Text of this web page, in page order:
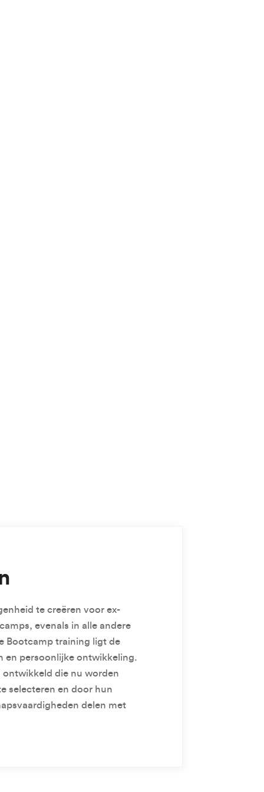
te creëren voor ex-
evenals in alle andere
Bootcamp training ligt de
en persoonlijke ontwikkeling.
die nu worden
selecteren en door hun
delen met